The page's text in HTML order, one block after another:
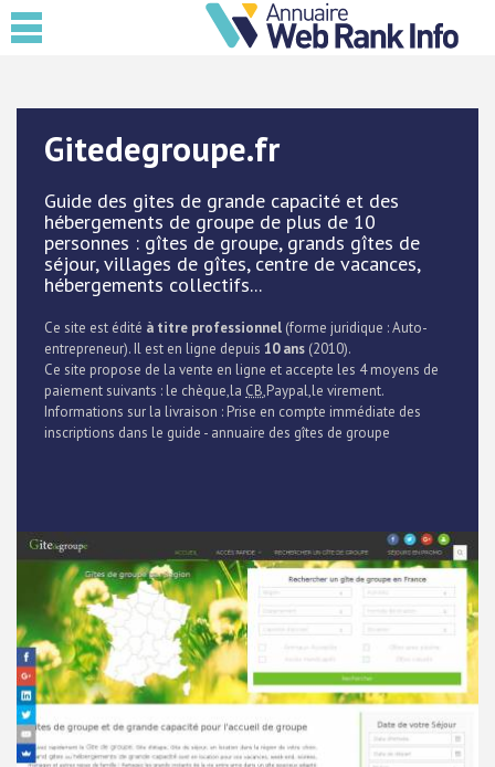
Gitedegroupe.fr
Guide des gites de grande capacité et des
hébergements de groupe de plus de 10
personnes : gîtes de groupe, grands gîtes de
séjour, villages de gîtes, centre de vacances,
hébergements collectifs...
Ce site est édité à titre professionnel (forme juridique : Auto-
entrepreneur). Il est en ligne depuis 10 ans (2010).
Ce site propose de la vente en ligne et accepte les 4 moyens de
paiement suivants : le chèque,la CB,Paypal,le virement.
Informations sur la livraison : Prise en compte immédiate des
inscriptions dans le guide - annuaire des gîtes de groupe